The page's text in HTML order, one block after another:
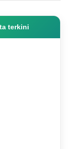
terkini